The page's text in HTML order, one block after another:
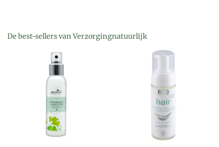
De best-sellers van Verzorgingnatuurlijk